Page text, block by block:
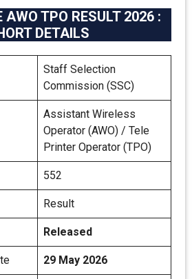
AWO TPO RESULT 2026 :
DETAILS
Staff Selection
Commission (SSC)
Assistant Wireless
Operator (AWO) / Tele
Printer Operator (TPO)
552
Result
Released
29 May 2026